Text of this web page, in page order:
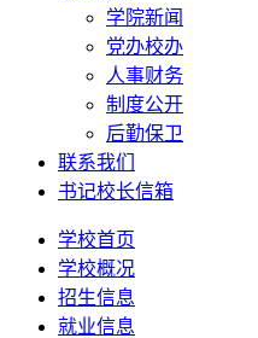
学院新闻
党办校办
人事财务
制度公开
后勤保卫
联系我们
书记校长信箱
学校首页
学校概况
招生信息
就业信息